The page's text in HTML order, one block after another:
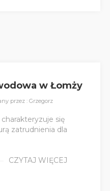
w Łomży
przez : Grzegorz
się
zatrudnienia dla
CZYTAJ WIĘCEJ